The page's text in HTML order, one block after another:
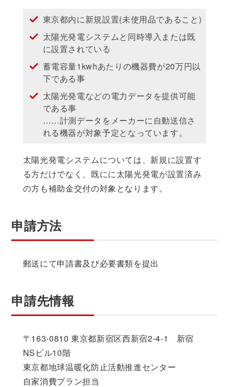
東京都内に新規設置(未使用品であること)
太陽光発電システムと同時導入または既
に設置されている
蓄電容量1kwhあたりの機器費が20万円以
下である事
太陽光発電などの電力データを提供可能
である事
……計測データをメーカーに自動送信さ
れる機器が対象予定となっています。
太陽光発電システムについては、新規に設置す
る方だけでなく、既にに太陽光発電が設置済み
の方も補助金交付の対象となります。
申請方法
郵送にて申請書及び必要書類を提出
申請先情報
〒163-0810 東京都新宿区西新宿2-4-1 新宿
NSビル10階
東京都地球温暖化防止活動推進センター
自家消費プラン担当